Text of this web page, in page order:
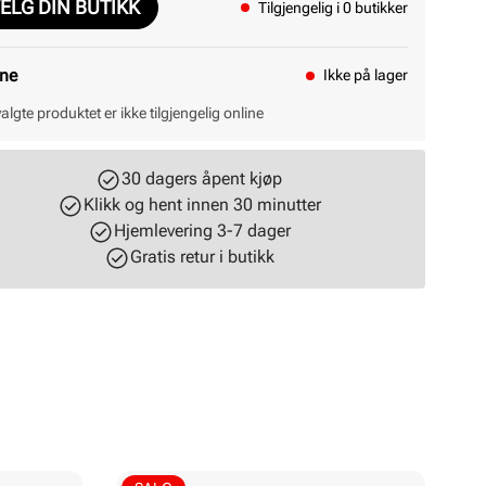
DIN BUTIKK Tilgjengelig i 0 butikker
Ikke på lager
produktet er ikke tilgjengelig online
30 dagers åpent kjøp
Klikk og hent innen 30 minutter
Hjemlevering 3-7 dager
Gratis retur i butikk